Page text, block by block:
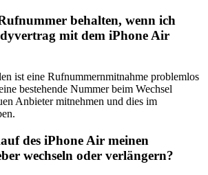
behalten, wenn ich
mit dem iPhone Air
ist eine Rufnummernmitnahme problemlos
bestehende Nummer beim Wechsel
Anbieter mitnehmen und dies im
des iPhone Air meinen
wechseln oder verlängern?